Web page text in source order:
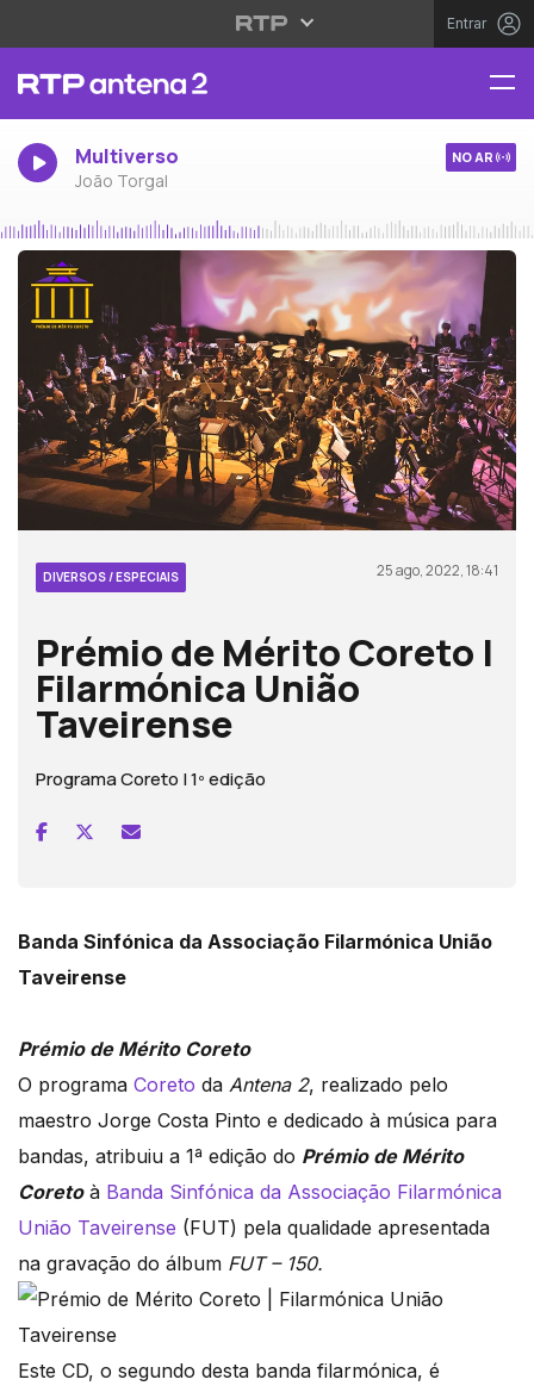
Entrar
Multiverso
João Torgal
NO AR
DIVERSOS / ESPECIAIS 25 ago, 2022, 18:41
Prémio de Mérito Coreto |
Filarmónica União
Taveirense
Programa Coreto | 1º edição
Banda Sinfónica da Associação Filarmónica União
Taveirense
Prémio de Mérito Coreto
O programa Coreto da Antena 2, realizado pelo
maestro Jorge Costa Pinto e dedicado à música para
bandas, atribuiu a 1ª edição do Prémio de Mérito
Coretoà Banda Sinfónica da Associação Filarmónica
União Taveirense (FUT) pela qualidade apresentada
na gravação do álbum FUT – 150.
Este CD, o segundo desta banda filarmónica, é